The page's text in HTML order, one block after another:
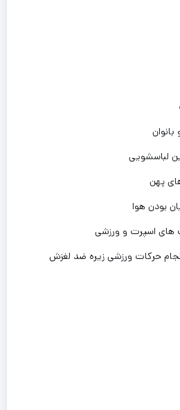
لباسشویی
پهن
بودن هوا
های اسپرت و ورزشی
حرکات ورزشی زیره ضد لغزش